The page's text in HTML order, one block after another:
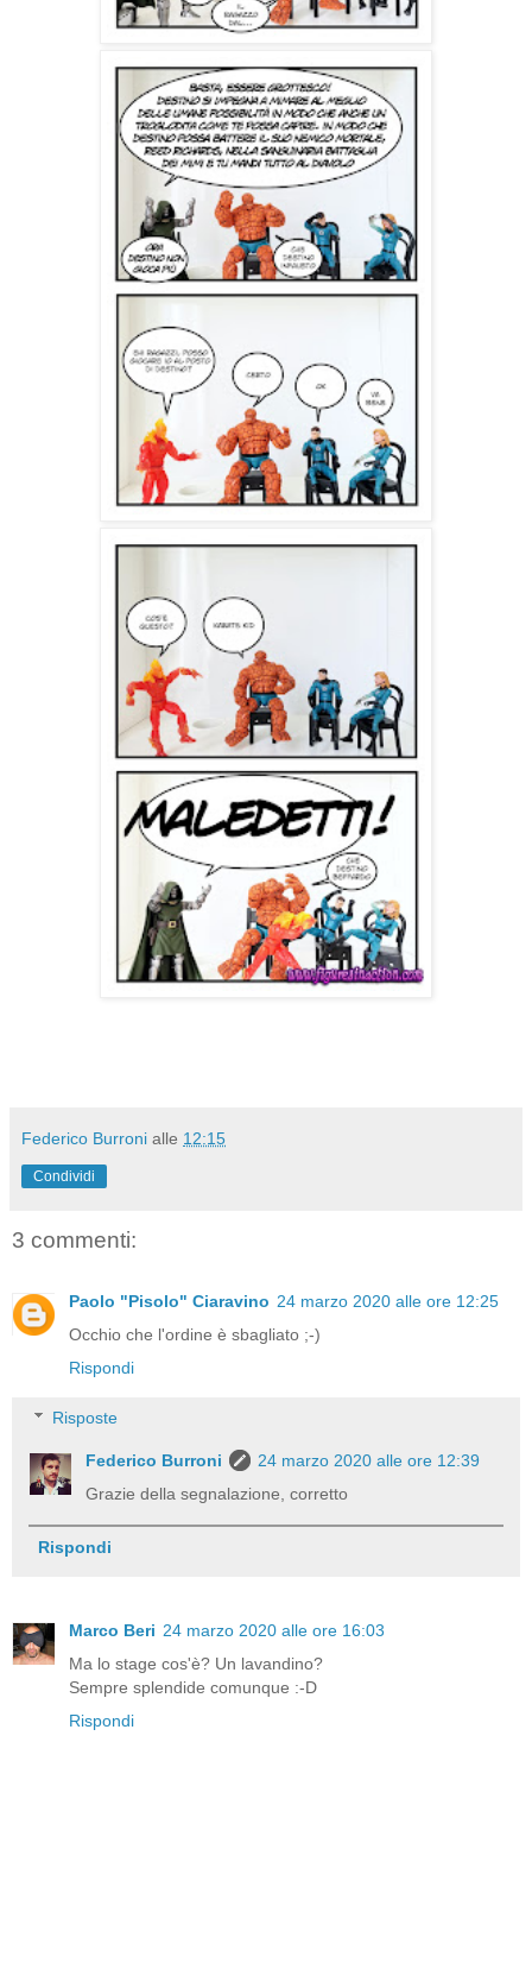
Federico Burroni alle 12:15
Condividi
3 commenti:
Paolo "Pisolo" Ciaravino 24 marzo 2020 alle ore 12:25
Occhio che l'ordine è sbagliato ;-)
Rispondi
Risposte
Federico Burroni
24 marzo 2020 alle ore 12:39
Grazie della segnalazione, corretto
Rispondi
Marco Beri 24 marzo 2020 alle ore 16:03
Ma lo stage cos'è? Un lavandino?
Sempre splendide comunque :-D
Rispondi